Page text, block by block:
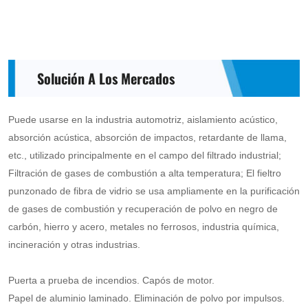
Solución A Los Mercados
Puede usarse en la industria automotriz, aislamiento acústico,
absorción acústica, absorción de impactos, retardante de llama,
etc., utilizado principalmente en el campo del filtrado industrial;
Filtración de gases de combustión a alta temperatura; El fieltro
punzonado de fibra de vidrio se usa ampliamente en la purificación
de gases de combustión y recuperación de polvo en negro de
carbón, hierro y acero, metales no ferrosos, industria química,
incineración y otras industrias.
Puerta a prueba de incendios. Capós de motor.
Papel de aluminio laminado. Eliminación de polvo por impulsos.